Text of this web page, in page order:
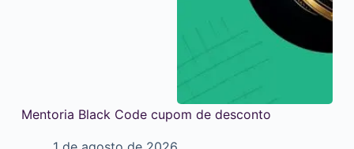
Mentoria Black Code cupom de desconto